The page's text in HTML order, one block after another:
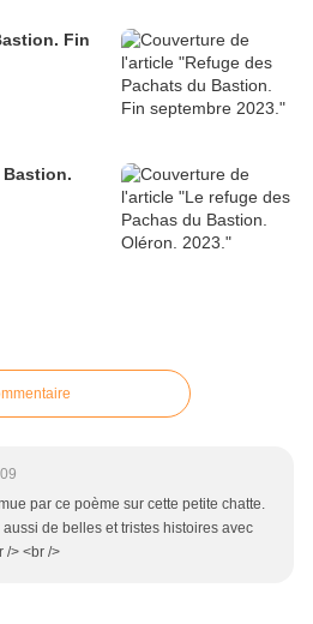
Fin
Bastion.
par ce poème sur cette petite chatte.
aussi de belles et tristes histoires avec
/> <br />